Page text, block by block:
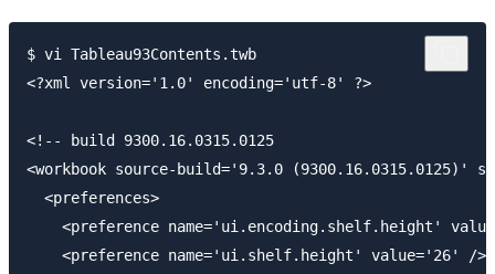
$ vi Tableau93Contents.twb
<?xml version='1.0' encoding='utf-8' ?>
<!-- build 9300.16.0315.0125
<workbook source-build='9.3.0 (9300.16.0315.0125)'
  <preferences>
<preference name='ui.encoding.shelf.height'
    <preference name='ui.shelf.height' value='26' />